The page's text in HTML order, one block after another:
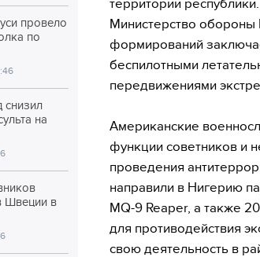
провело
по
снизил
на
Швеции в
территории
Министерство обороны
формирований
беспилотными
передвижениями
Американские
функции советников и
проведения
направили в Нигерию
MQ-9 Reaper, а также
для противодействия
свою деятельность в